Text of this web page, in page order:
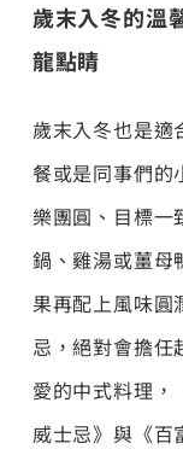
歲末入冬的溫
龍點睛
歲末入冬也是適
餐或是同事們的
樂團圓、目標一
鍋、雞湯或薑母
果再配上風味圓
忌，絕對會擔任
愛的中式料理，
威士忌》與《百